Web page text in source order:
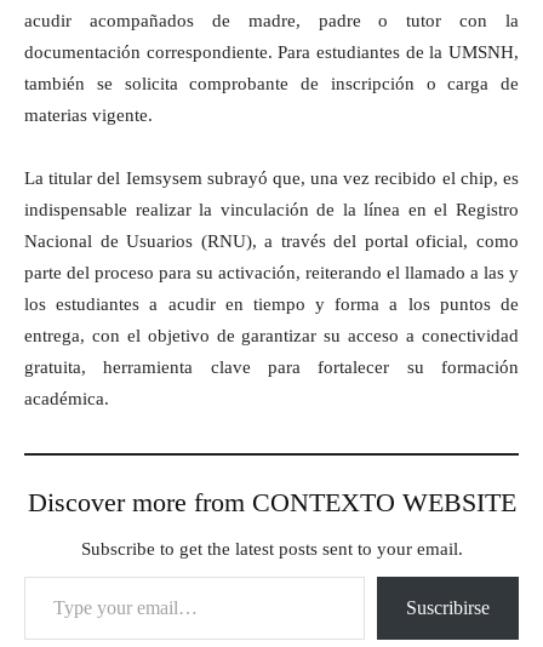
acudir acompañados de madre, padre o tutor con la
documentación correspondiente. Para estudiantes de la UMSNH,
también se solicita comprobante de inscripción o carga de
materias vigente.
La titular del Iemsysem subrayó que, una vez recibido el chip, es
indispensable realizar la vinculación de la línea en el Registro
Nacional de Usuarios (RNU), a través del portal oficial, como
parte del proceso para su activación, reiterando el llamado a las y
los estudiantes a acudir en tiempo y forma a los puntos de
entrega, con el objetivo de garantizar su acceso a conectividad
gratuita, herramienta clave para fortalecer su formación
académica.
Discover more from CONTEXTO WEBSITE
Subscribe to get the latest posts sent to your email.
Type your email…
Suscribirse